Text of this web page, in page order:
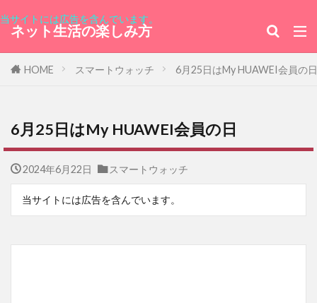
当サイトには広告を含んでいます。
ネット生活の楽しみ方
HOME スマートウォッチ 6月25日はMy HUAWEI会員の日
6月25日はMy HUAWEI会員の日
2024年6月22日 スマートウォッチ
当サイトには広告を含んでいます。